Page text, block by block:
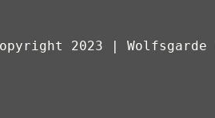
2023 | Wolfsgarde